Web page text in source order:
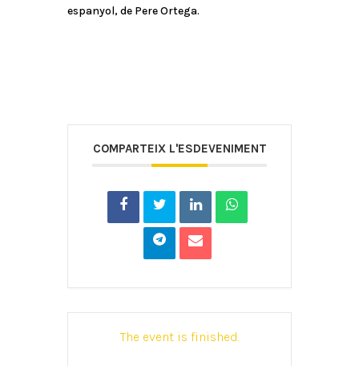
espanyol, de Pere Ortega.
COMPARTEIX L'ESDEVENIMENT
The event is finished.